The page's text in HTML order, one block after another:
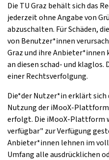
Die TU Graz behält sich das
jederzeit ohne Angabe von
abzuschalten. Für Schäden,
von Benutzer*innen
Graz und ihre Anbieter*innen
an diesen schad- und klaglos.
einer Rechtsverfolgung.
Die*der Nutzer*in erklärt sich
Nutzung der iMooX-
erfolgt. Die iMooX-Plattform
verfügbar" zur Verfügung
Anbieter*innen lehnen im
Umfang alle ausdrücklichen